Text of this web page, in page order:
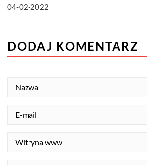
04-02-2022
DODAJ KOMENTARZ